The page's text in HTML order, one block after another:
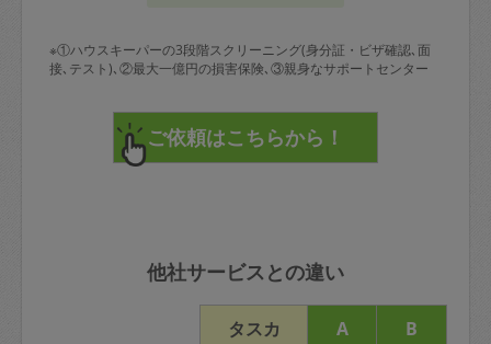
※①ハウスキーパーの3段階スクリーニング(身分証・ビザ確認､面
接､テスト)､②最大一億円の損害保険､③親身なサポートセンター
他社サービスとの違い
タスカ
A
B